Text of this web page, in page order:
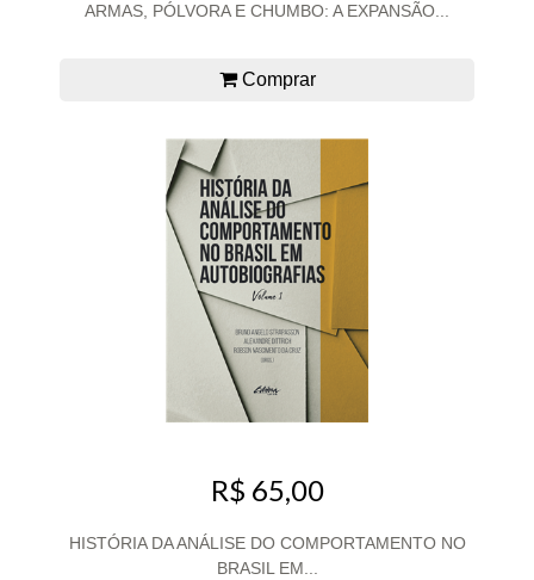
ARMAS, PÓLVORA E CHUMBO: A EXPANSÃO...
Comprar
R$ 65,00
HISTÓRIA DA ANÁLISE DO COMPORTAMENTO NO
BRASIL EM...